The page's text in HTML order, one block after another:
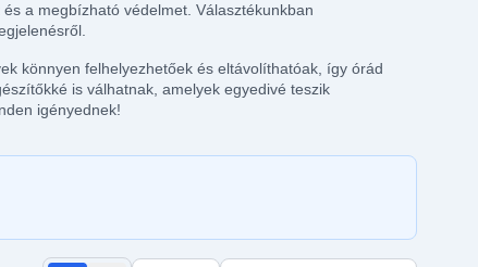
a megbízható védelmet. Választékunkban
könnyen felhelyezhetőek és eltávolíthatóak, így órád
is válhatnak, amelyek egyedivé teszik
igényednek!